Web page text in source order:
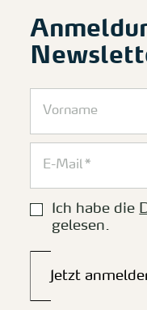
Ich habe die
gelesen.
Jetzt